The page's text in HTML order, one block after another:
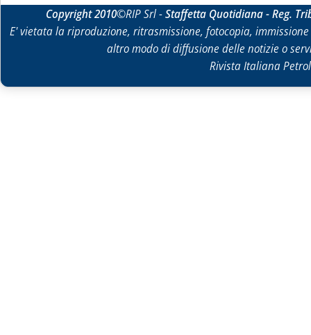
Copyright 2010©RIP Srl -Staffetta Quotidiana - Reg.
E' vietata la riproduzione, ritrasmissione, fotocopia,
altro modo di diffusione delle notizie o
Rivista Italiana